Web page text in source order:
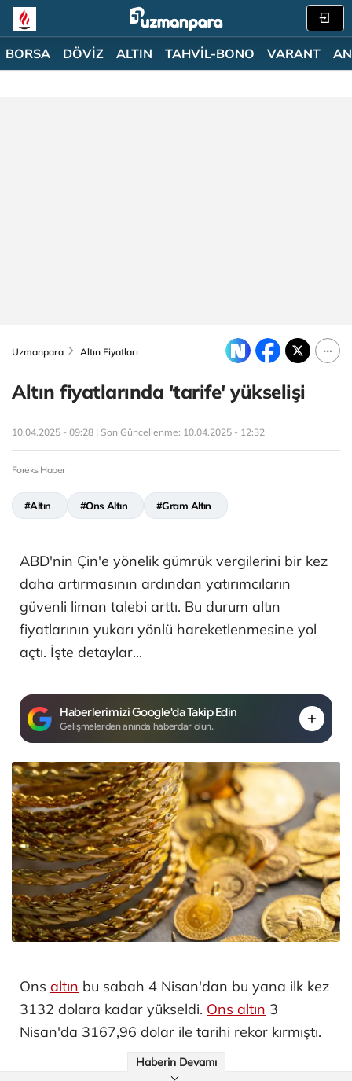
BORSA DÖVİZ ALTIN TAHVİL-BONO VARANT
Uzmanpara Altın Fiyatları
Altın fiyatlarında 'tarife' yükselişi
10.04.2025 - 09:28 | Son Güncellenme: 10.04.2025 - 12:32
Foreks Haber
#Altın #Ons Altın #Gram Altın
ABD'nin Çin'e yönelik gümrük vergilerini bir kez
daha artırmasının ardından yatırımcıların
güvenli liman talebi arttı. Bu durum altın
fiyatlarının yukarı yönlü hareketlenmesine yol
açtı. İşte detaylar...
Haberlerimizi Google'da Takip Edin
Gelişmelerden anında haberdar olun.
Ons altın bu sabah 4 Nisan'dan bu yana ilk kez
3132 dolara kadar yükseldi. Ons altın 3
Nisan'da 3167,96 dolar ile tarihi rekor kırmıştı.
Haberin Devamı